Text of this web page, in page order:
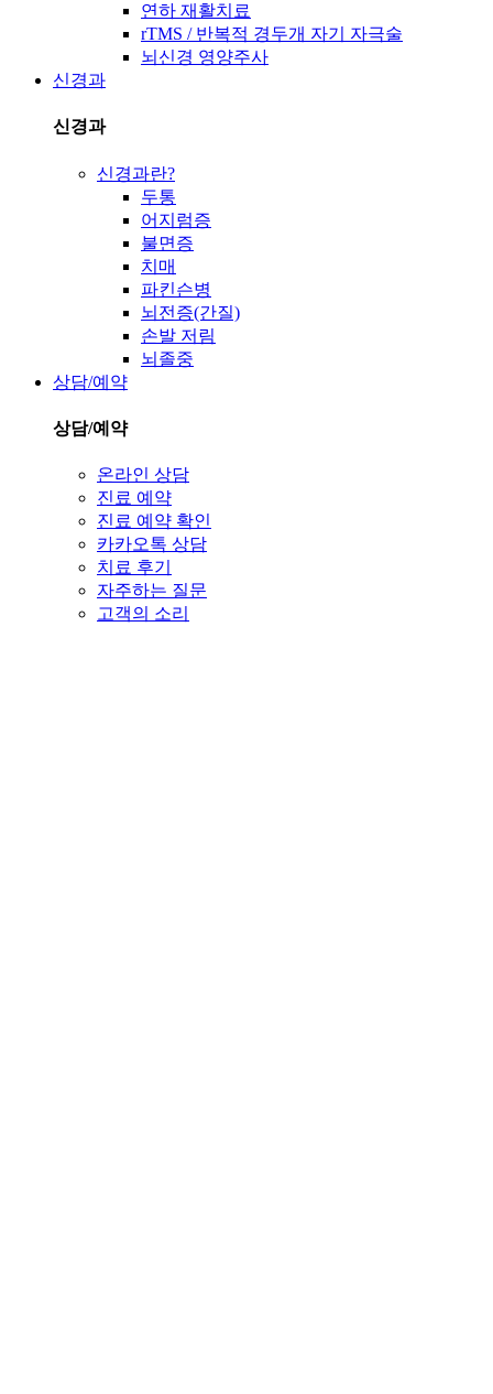
연하 재활치료
rTMS / 반복적 경두개 자기 자극술
뇌신경 영양주사
신경과
신경과
신경과란?
두통
어지럼증
불면증
치매
파킨슨병
뇌전증(간질)
손발 저림
뇌졸중
상담/예약
상담/예약
온라인 상담
진료 예약
진료 예약 확인
카카오톡 상담
치료 후기
자주하는 질문
고객의 소리